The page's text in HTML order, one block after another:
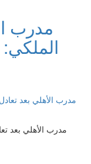
مدرب
مدرب الأهلي بعد